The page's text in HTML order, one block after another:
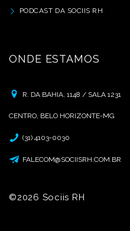
PODCAST DA SOCIIS RH
ONDE ESTAMOS
R. DA BAHIA, 1148 / SALA 1231
CENTRO, BELO HORIZONTE-MG
(31) 4103-0030
FALECOM@SOCIISRH.COM.BR
©2026 Sociis RH